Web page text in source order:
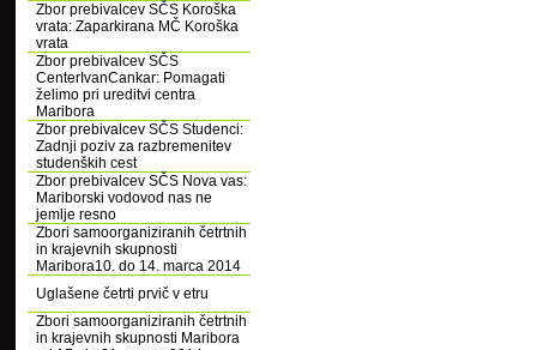
Zbor prebivalcev SČS Koroška
vrata: Zaparkirana MČ Koroška
vrata
Zbor prebivalcev SČS
CenterIvanCankar: Pomagati
želimo pri ureditvi centra
Maribora
Zbor prebivalcev SČS Studenci:
Zadnji poziv za razbremenitev
studenških cest
Zbor prebivalcev SČS Nova vas:
Mariborski vodovod nas ne
jemlje resno
Zbori samoorganiziranih četrtnih
in krajevnih skupnosti
Maribora10. do 14. marca 2014
Uglašene četrti prvič v etru
Zbori samoorganiziranih četrtnih
in krajevnih skupnosti Maribora